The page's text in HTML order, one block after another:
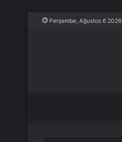
Perşembe, Ağustos 6 2026